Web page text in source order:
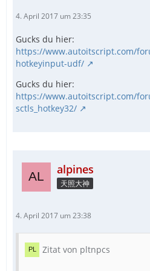
4. April 2017 um 23:35
Gucks du hier:
https://www.autoitscript.com/
hotkeyinput-udf/
Gucks du hier:
https://www.autoitscript.com/
sctls_hotkey32/
alpines
天照大神
4. April 2017 um 23:38
Zitat von pltnpcs